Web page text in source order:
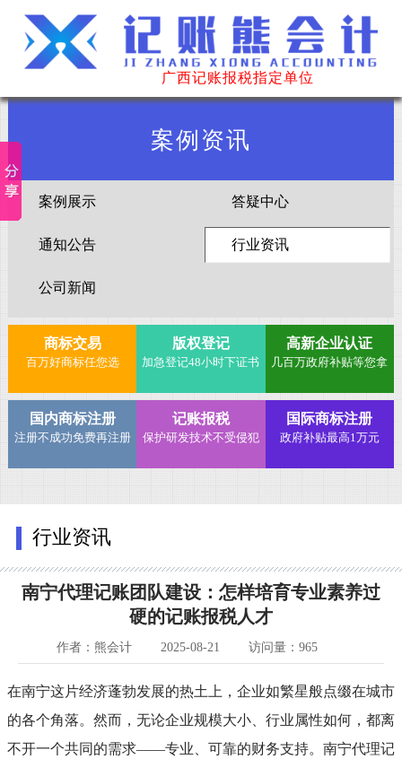
广西记账报税指定单位
案例资讯
案例展示 答疑中心
通知公告 行业资讯
公司新闻
商标交易
百万好商标任您选
版权登记
加急登记48小时下证书
高新企业认证
几百万政府补贴等您拿
国内商标注册
注册不成功免费再注册
记账报税
保护研发技术不受侵犯
国际商标注册
政府补贴最高1万元
行业资讯
南宁代理记账团队建设：怎样培育专业素养过
硬的记账报税人才
作者：熊会计 2025-08-21 访问量：965
在南宁这片经济蓬勃发展的热土上，企业如繁星般点缀在城市
的各个角落。然而，无论企业规模大小、行业属性如何，都离
不开一个共同的需求——专业、可靠的财务支持。南宁代理记